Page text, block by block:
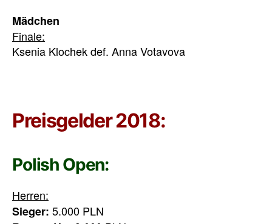
Mädchen
Finale:
Ksenia Klochek def. Anna Votavova
Preisgelder 2018:
Polish Open:
Herren:
Sieger: 5.000 PLN